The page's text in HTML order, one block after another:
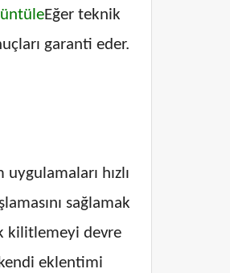
Eğer teknik
garanti eder.
hızlı
sağlamak
kilitlemeyi devre
kendi eklentimi